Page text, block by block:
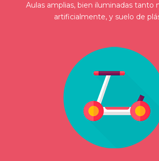
Aulas amplias, bien iluminadas tanto
artificialmente, y suelo de